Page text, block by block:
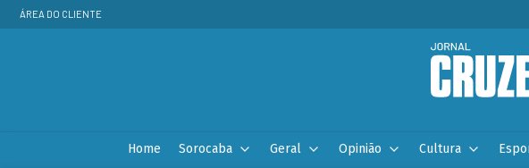
ÁREA DO CLIENTE
Home Sorocaba Geral Opinião Cultura